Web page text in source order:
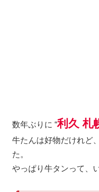
数年ぶりに “利久 札
牛たんは好物だけれど
た。
やっぱり牛タンって、